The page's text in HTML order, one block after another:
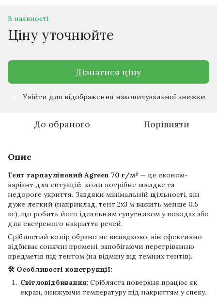
В наявності
Ціну уточнюйте
Дізнатися ціну
Увійти для відображення накопичувальної знижки
До обраного Порівняти
Опис
Тент тарпауліновий Agreen 70 г/м² — це економ-
варіант для ситуацій, коли потрібне швидке та
недороге укриття. Завдяки мінімальній щільності, він
дуже легкий (наприклад, тент 2х3 м важить менше 0.5
кг), що робить його ідеальним супутником у походах або
для екстреного накриття речей.
Сріблястий колір обрано не випадково: він ефективно
відбиває сонячні промені, запобігаючи перегріванню
предметів під тентом (на відміну від темних тентів).
🛠 Особливості конструкції:
Світловідбивання: Срібляста поверхня працює як
екран, знижуючи температуру під накриттям у спеку.